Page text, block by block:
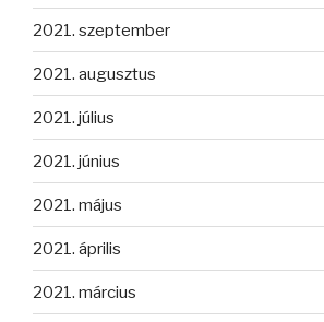
2021. szeptember
2021. augusztus
2021. július
2021. június
2021. május
2021. április
2021. március